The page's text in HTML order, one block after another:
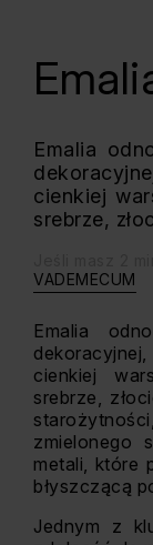
Emalia
cienkiej
srebrze,
VADEMECUM
Emalia
cienkiej
srebrze,
zmielonego
metali, które
błyszczącą
Jednym z